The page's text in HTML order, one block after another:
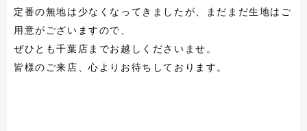
定番の無地は少なくなってきましたが、まだまだ生地はご
用意がございますので、
ぜひとも千葉店までお越しくださいませ。
皆様のご来店、心よりお待ちしております。